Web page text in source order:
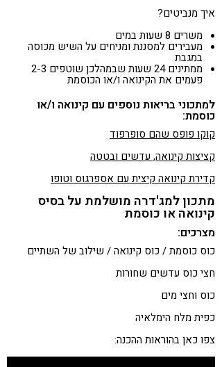
איך מנביטים?
משרים 8 שעות במים
מעבירים למסננת ומניחים על השיש מכוסה
במגבת
ממתינים 24 שעות שבמהלכן שוטפים 2-3
פעמים את הקינואה ו/או הכוסמת
למתכוני בריאות נוספים עם קינואה ו/או
כוסמת:
קוקו פופס שהם סופרפוד
קציצות קינואה, עדשים ובטטה
קדירת קינואה קיצית עם אספרגוס וטופו
מתכון למג'דרה מושלמת על בסיס
קינואה או כוסמת
מצרכים:
כוס כוסמת / כוס קינואה / שילוב של השתיים
חצי כוס עדשים שחורות
כוס וחצי מים
כפית מלח הימלאיה
צפו כאן בהוראות ההכנה: